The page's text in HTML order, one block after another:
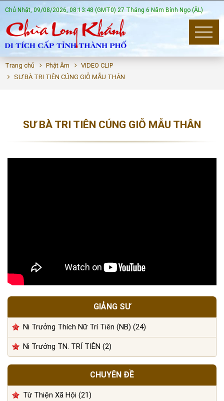
Chủ Nhật, 09/08/2026, 08:13:48 (GMT0) 27 Tháng 6 Năm Bính Ngọ (ÂL)
Trang chủ Phật Âm
VIDEO CLIP
SƯ BÀ TRI TIÊN CÚNG GIỖ MẪU THÂN
SƯ BÀ TRI TIÊN CÚNG GIỖ MẪU THÂN
GIẢNG SƯ
Ni Trưởng Thích Nữ Trí Tiên (NB) (24)
Ni Trưởng TN. TRÍ TIÊN (2)
CHUYÊN ĐỀ
Từ Thiện Xã Hội (21)